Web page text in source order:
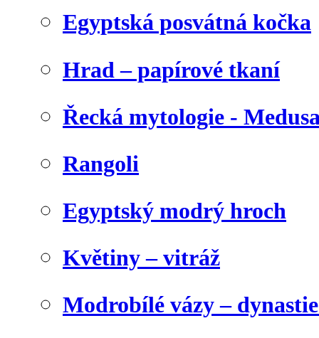
Egyptská posvátná kočka
Hrad – papírové tkaní
Řecká mytologie -
Rangoli
Egyptský modrý hroch
Květiny – vitráž
Modrobílé vázy –